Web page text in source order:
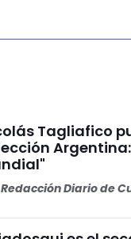
Tagliafico
Redacción Diario de